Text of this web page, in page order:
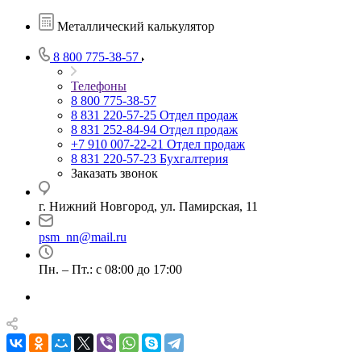
Металлический калькулятор
8 800 775-38-57
Телефоны
8 800 775-38-57
8 831 220-57-25 Отдел продаж
8 831 252-84-94 Отдел продаж
+7 910 007-22-21 Отдел продаж
8 831 220-57-23 Бухгалтерия
Заказать звонок
г. Нижний Новгород, ул. Памирская, 11
psm_nn@mail.ru
Пн. – Пт.: с 08:00 до 17:00